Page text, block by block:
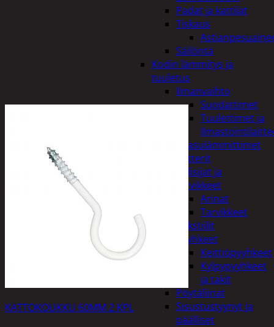
Padat ja kattilat
Tiskaus
Säilöntä
Kodin lämmitys ja
tuuletus
Ilmanvaihto
Suodattimet
Tuulettimet ja
Kaasulämmittimet
Patterit
Tulisijat ja
tarvikkeet
Arinat
Tarvikkeet
Kodintekstiilit
Pyyhkeet
Keittiöpyyhkeet
Kylpypyyhkeet
ja takit
Pöytäliinat
Sisustustyynyt ja
päälliset
KATTOKOUKKU 60MM 2 KPL